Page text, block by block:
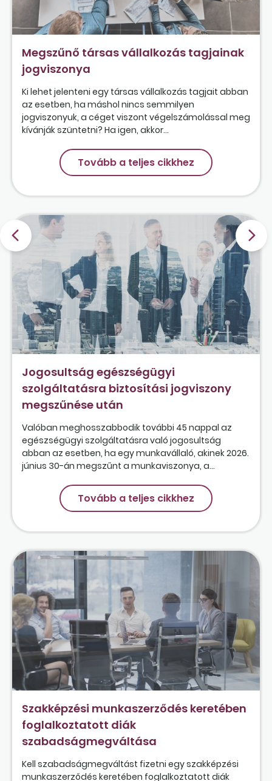
Megszűnő társas vállalkozás tagjainak
jogviszonya
Ki lehet jelenteni egy társas vállalkozás tagjait abban
az esetben, ha máshol nincs semmilyen
jogviszonyuk, a céget viszont végelszámolással meg
kívánják szüntetni? Ha igen, akkor...
Tovább a teljes cikkhez
Jogosultság egészségügyi
szolgáltatásra biztosítási jogviszony
megszűnése után
Valóban meghosszabbodik további 45 nappal az
egészségügyi szolgáltatásra való jogosultság
abban az esetben, ha egy munkavállaló, akinek 2026.
június 30-án megszűnt a munkaviszonya, a...
Tovább a teljes cikkhez
Szakképzési munkaszerződés keretében
foglalkoztatott diák
szabadságmegváltása
Kell szabadságmegváltást fizetni egy szakképzési
munkaszerződés keretében foglalkoztatott diák